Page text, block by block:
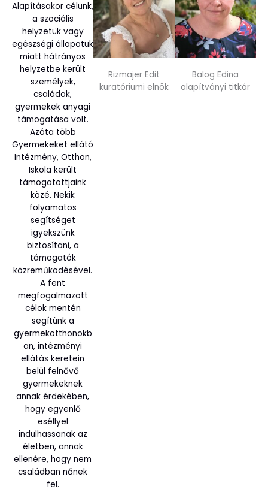
Alapításakor célunk,
a szociális
helyzetük vagy
egészségi állapotuk
miatt hátrányos
helyzetbe került
személyek,
családok,
gyermekek anyagi
támogatása volt.
Azóta több
Gyermekeket ellátó
Intézmény, Otthon,
Iskola került
támogatottjaink
közé. Nekik
folyamatos
segítséget
igyekszünk
biztosítani, a
támogatók
közreműködésével.
A fent
megfogalmazott
célok mentén
segítünk a
gyermekotthonokb
an, intézményi
ellátás keretein
belül felnővő
gyermekeknek
annak érdekében,
hogy egyenlő
eséllyel
indulhassanak az
életben, annak
ellenére, hogy nem
családban nőnek
fel.
Rizmajer Edit
kuratóriumi elnök
Balog Edina
alapítványi titkár